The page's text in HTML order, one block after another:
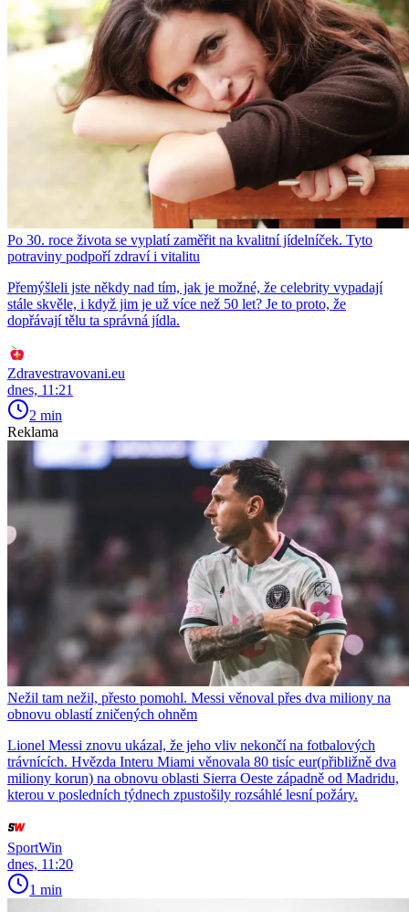
Po 30. roce života se vyplatí zaměřit na kvalitní jídelníček. Tyto
potraviny podpoří zdraví i vitalitu
Přemýšleli jste někdy nad tím, jak je možné, že celebrity vypadají
stále skvěle, i když jim je už více než 50 let? Je to proto, že
dopřávají tělu ta správná jídla.
Zdravestravovani.eu
dnes, 11:21
2 min
Reklama
Nežil tam nežil, přesto pomohl. Messi věnoval přes dva miliony na
obnovu oblastí zničených ohněm
Lionel Messi znovu ukázal, že jeho vliv nekončí na fotbalových
trávnících. Hvězda Interu Miami věnovala 80 tisíc eur(přibližně dva
miliony korun) na obnovu oblasti Sierra Oeste západně od Madridu,
kterou v posledních týdnech zpustošily rozsáhlé lesní požáry.
SportWin
dnes, 11:20
1 min